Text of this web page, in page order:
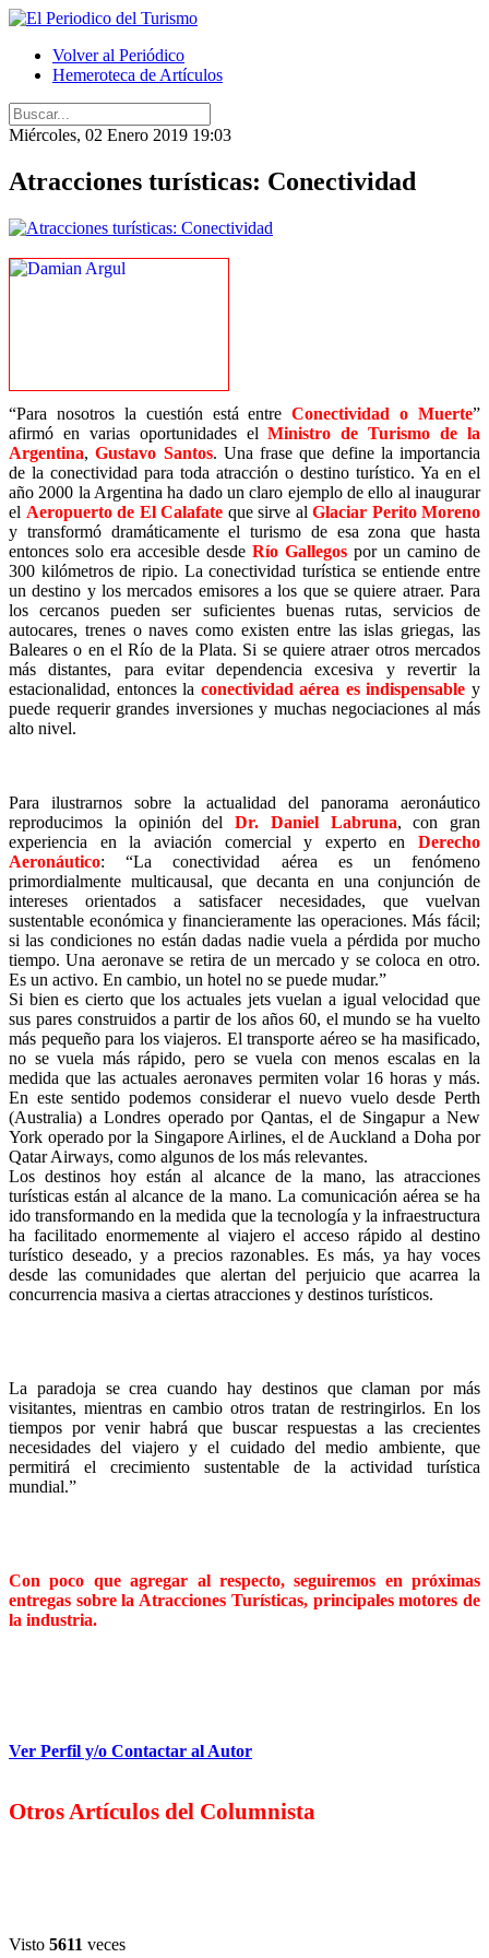
Volver al Periódico
Hemeroteca de Artículos
Miércoles, 02 Enero 2019 19:03
Atracciones turísticas: Conectividad
“Para nosotros la cuestión está entreConectividad o Muerte”
afirmó en varias oportunidades elMinistro de Turismo de la
Argentina,Gustavo Santos. Una frase que define la importancia
de la conectividad para toda atracción o destino turístico. Ya en el
año 2000 la Argentina ha dado un claro ejemplo de ello al inaugurar
el Aeropuerto de El Calafate que sirve al Glaciar Perito Moreno
y transformó dramáticamente el turismo de esa zona que hasta
entonces solo era accesible desde Río Gallegos por un camino de
300 kilómetros de ripio. La conectividad turística se entiende entre
un destino y los mercados emisores a los que se quiere atraer. Para
los cercanos pueden ser suficientes buenas rutas, servicios de
autocares, trenes o naves como existen entre las islas griegas, las
Baleares o en el Río de la Plata. Si se quiere atraer otros mercados
más distantes, para evitar dependencia excesiva y revertir la
estacionalidad, entonces la conectividad aérea es indispensable y
puede requerir grandes inversiones y muchas negociaciones al más
alto nivel.
Para ilustrarnos sobre la actualidad del panorama aeronáutico
reproducimos la opinión del Dr. Daniel Labruna, con gran
experiencia en la aviación comercial y experto en Derecho
Aeronáutico: “La conectividad aérea es un fenómeno
primordialmente multicausal, que decanta en una conjunción de
intereses orientados a satisfacer necesidades, que vuelvan
sustentable económica y financieramente las operaciones. Más fácil;
si las condiciones no están dadas nadie vuela a pérdida por mucho
tiempo. Una aeronave se retira de un mercado y se coloca en otro.
Es un activo. En cambio, un hotel no se puede mudar.”
Si bien es cierto que los actuales jets vuelan a igual velocidad que
sus pares construidos a partir de los años 60, el mundo se ha vuelto
más pequeño para los viajeros. El transporte aéreo se ha masificado,
no se vuela más rápido, pero se vuela con menos escalas en la
medida que las actuales aeronaves permiten volar 16 horas y más.
En este sentido podemos considerar el nuevo vuelo desde Perth
(Australia) a Londres operado por Qantas, el de Singapur a New
York operado por la Singapore Airlines, el de Auckland a Doha por
Qatar Airways, como algunos de los más relevantes.
Los destinos hoy están al alcance de la mano, las atracciones
turísticas están al alcance de la mano. La comunicación aérea se ha
ido transformando en la medida que la tecnología y la infraestructura
ha facilitado enormemente al viajero el acceso rápido al destino
turístico deseado, y a precios razonables. Es más, ya hay voces
desde las comunidades que alertan del perjuicio que acarrea la
concurrencia masiva a ciertas atracciones y destinos turísticos.
La paradoja se crea cuando hay destinos que claman por más
visitantes, mientras en cambio otros tratan de restringirlos. En los
tiempos por venir habrá que buscar respuestas a las crecientes
necesidades del viajero y el cuidado del medio ambiente, que
permitirá el crecimiento sustentable de la actividad turística
mundial.”
Con poco que agregar al respecto, seguiremos en próximas
entregas sobre la Atracciones Turísticas, principales motores de
la industria.
Ver Perfil y/o Contactar al Autor
Otros Artículos del Columnista
Visto 5611 veces